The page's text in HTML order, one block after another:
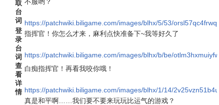
取
台
词 https://patchwiki.biligame.com/images/blhx/5/53/
登
录
台
词
指挥官！你怎么才来，麻利点快准备下~我等好久了
https://patchwiki.biligame.com/images/blhx/b/be/
查
看
详
情
白痴指挥官！再看我咬你哦！
https://patchwiki.biligame.com/images/blhx/1/14/
真是和平啊……我们要不要来玩玩比运气的游戏？